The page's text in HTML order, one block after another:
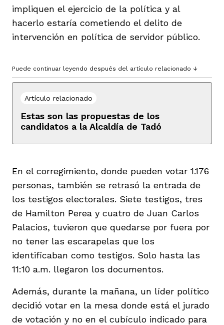
impliquen el ejercicio de la política y al
hacerlo estaría cometiendo el delito de
intervención en política de servidor público.
Puede continuar leyendo después del artículo relacionado ↓
Artículo relacionado
Estas son las propuestas de los
candidatos a la Alcaldía de Tadó
En el corregimiento, donde pueden votar 1.176
personas, también se retrasó la entrada de
los testigos electorales. Siete testigos, tres
de Hamilton Perea y cuatro de Juan Carlos
Palacios, tuvieron que quedarse por fuera por
no tener las escarapelas que los
identificaban como testigos. Solo hasta las
11:10 a.m. llegaron los documentos.
Además, durante la mañana, un líder político
decidió votar en la mesa donde está el jurado
de votación y no en el cubículo indicado para